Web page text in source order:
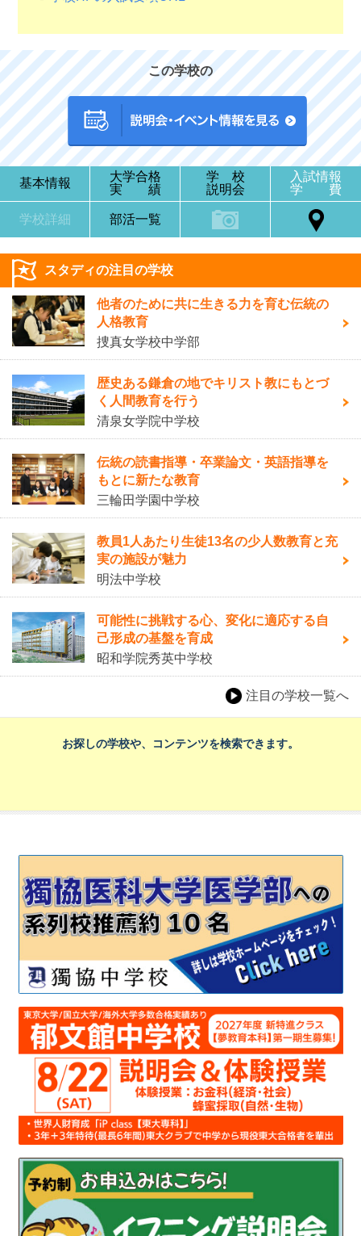
この学校の
基本情報
大学合格
実 績
学 校
説明会
入試情報
学 費
学校詳細 部活一覧
スタディの注目の学校
他者のために共に生きる力を育む伝統の
人格教育
捜真女学校中学部
歴史ある鎌倉の地でキリスト教にもとづ
く人間教育を行う
清泉女学院中学校
伝統の読書指導・卒業論文・英語指導を
もとに新たな教育
三輪田学園中学校
教員1人あたり生徒13名の少人数教育と充
実の施設が魅力
明法中学校
可能性に挑戦する心、変化に適応する自
己形成の基盤を育成
昭和学院秀英中学校
注目の学校一覧へ
お探しの学校や、コンテンツを検索できます。